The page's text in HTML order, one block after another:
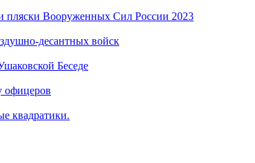
пляски Вооруженных Сил России 2023
десантных войск
Беседе
офицеров
квадратики.